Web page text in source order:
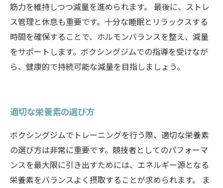
筋力を維持しつつ減量を進められます。 最後に、ストレ
ス管理と休息も重要です。十分な睡眠とリラックスする
時間を確保することで、ホルモンバランスを整え、減量
をサポートします。ボクシングジムでの指導を受けなが
ら、健康的で持続可能な減量を目指しましょう。
適切な栄養素の選び方
ボクシングジムでトレーニングを行う際、適切な栄養素
の選び方は非常に重要です。競技者としてのパフォーマ
ンスを最大限に引き出すためには、エネルギー源となる
栄養素をバランスよく摂取することが求められます。 ま